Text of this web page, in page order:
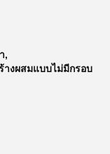
,
างผสมแบบไม่มีกรอบ